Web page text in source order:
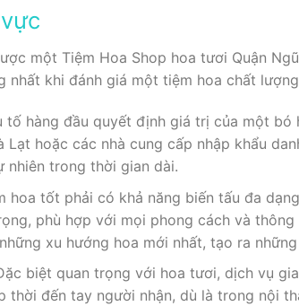
một Tiệm Hoa Shop hoa tươi Quận
khi đánh giá một tiệm hoa chất
tố hàng đầu quyết định giá trị của một bó
hoặc các nhà cung cấp nhập khẩu
trong thời gian dài.
hoa tốt phải có khả năng biến tấu đa
phù hợp với mọi phong cách và
xu hướng hoa mới nhất, tạo ra
biệt quan trọng với hoa tươi, dịch vụ
thời đến tay người nhận, dù là trong nội